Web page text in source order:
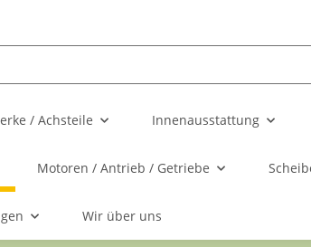
/ Achsteile Innenausstattung
Motoren / Antrieb / Getriebe
Wir über uns